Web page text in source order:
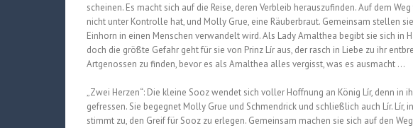
scheinen. Es macht sich auf die Reise, deren Verbleib herauszufinden. Auf dem
nicht unter Kontrolle hat, und Molly Grue, eine Räuberbraut. Gemeinsam stellen
Einhorn in einen Menschen verwandelt wird. Als Lady Amalthea begibt sie sich in
doch die größte Gefahr geht für sie von Prinz Lír aus, der rasch in Liebe zu ihr
Artgenossen zu finden, bevor es als Amalthea alles vergisst, was es ausmacht …
„Zwei Herzen“: Die kleine Sooz wendet sich voller Hoffnung an König Lír, denn
gefressen. Sie begegnet Molly Grue und Schmendrick und schließlich auch Lír.
stimmt zu, den Greif für Sooz zu erlegen. Gemeinsam machen sie sich auf den